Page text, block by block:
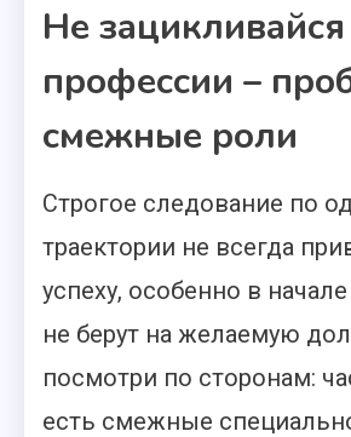
Не
профессии –
смежные роли
Строгое следование по
траектории не всегда
успеху, особенно в
не берут на желаемую
посмотри по сторонам:
есть смежные